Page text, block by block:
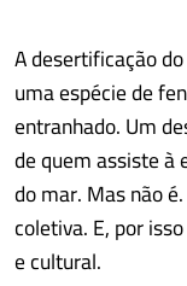
A desertificação
uma espécie de
entranhado. Um
de quem assiste à
do mar. Mas não
coletiva. E, por
e cultural.